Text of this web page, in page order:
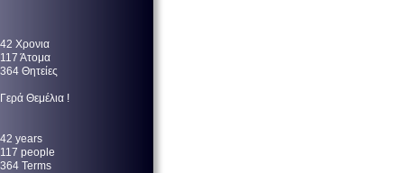
42 Χρονια
117 Άτομα
364 Θητείες
Γερά Θεμέλια !
42 years
117 people
364 Terms